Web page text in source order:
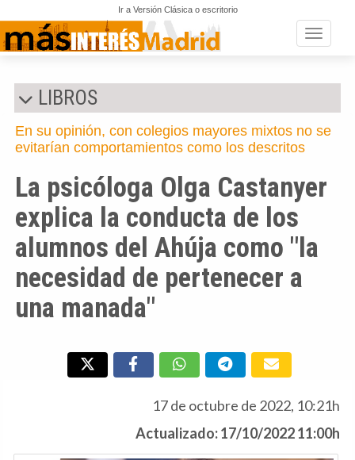
Ir a Versión Clásica o escritorio
Toggle
LIBROS
En su opinión, con colegios mayores mixtos no se
evitarían comportamientos como los descritos
La psicóloga Olga Castanyer
explica la conducta de los
alumnos del Ahúja como "la
necesidad de pertenecer a
una manada"
17 de octubre de 2022, 10:21h
Actualizado: 17/10/2022 11:00h